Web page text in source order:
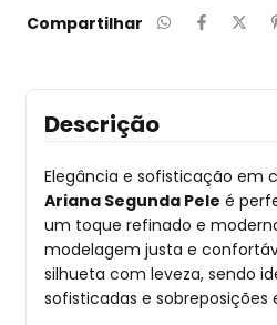
Compartilhar
Descrição
Elegância e sofisticação em
Ariana Segunda Pele é
um toque refinado e
modelagem justa e
silhueta com leveza, sendo
sofisticadas e sobreposições